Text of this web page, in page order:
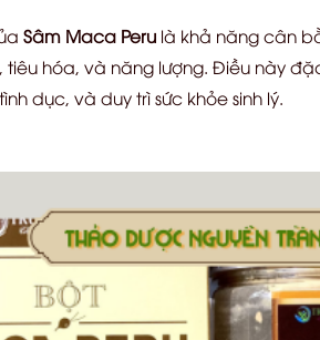
Sâm Maca Perulà khả năng cân
tiêu hóa, và năng lượng. Điều này
dục, và duy trì sức khỏe sinh lý.